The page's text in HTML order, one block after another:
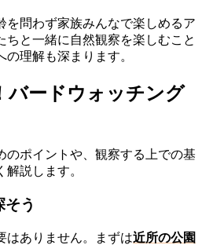
を問わず家族みんなで楽しめるア
ちと一緒に自然観察を楽しむこと
理解も深まります。
バードウォッチング
のポイントや、観察する上での基
説します。
そう
はありません。まずは近所の公園